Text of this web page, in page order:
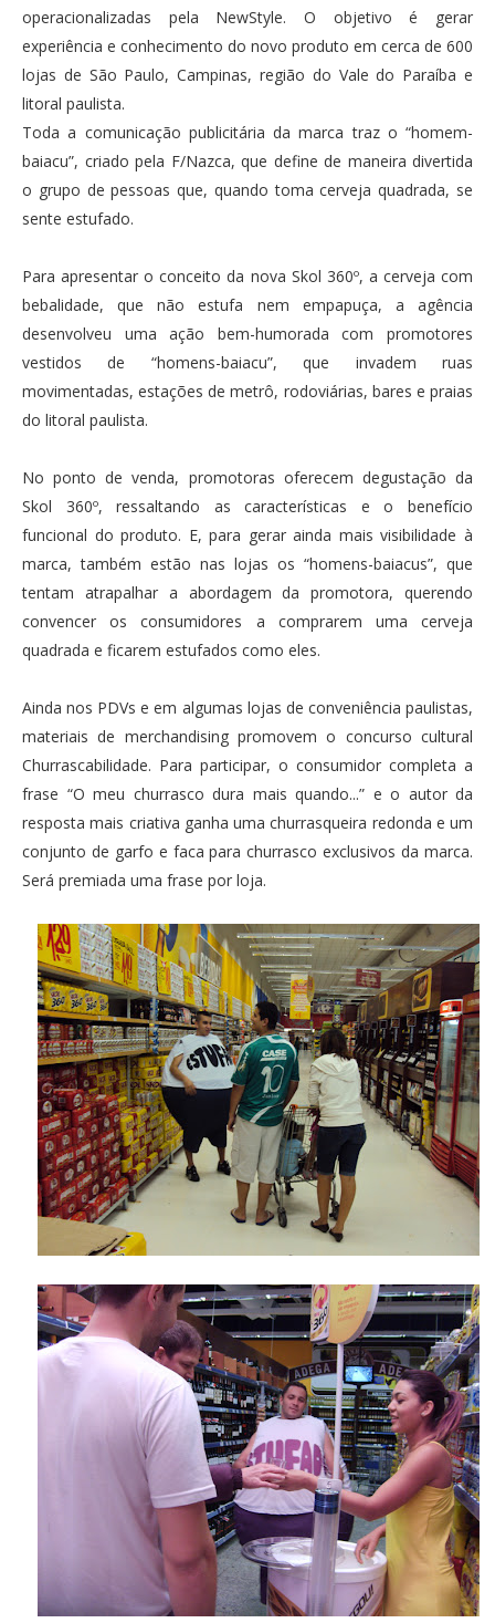
operacionalizadas pela NewStyle. O objetivo é gerar
experiência e conhecimento do novo produto em cerca de 600
lojas de São Paulo, Campinas, região do Vale do Paraíba e
litoral paulista.
Toda a comunicação publicitária da marca traz o “homem-
baiacu”, criado pela F/Nazca, que define de maneira divertida
o grupo de pessoas que, quando toma cerveja quadrada, se
sente estufado.
Para apresentar o conceito da nova Skol 360º, a cerveja com
bebalidade, que não estufa nem empapuça, a agência
desenvolveu uma ação bem-humorada com promotores
vestidos de “homens-baiacu”, que invadem ruas
movimentadas, estações de metrô, rodoviárias, bares e praias
do litoral paulista.
No ponto de venda, promotoras oferecem degustação da
Skol 360º, ressaltando as características e o benefício
funcional do produto. E, para gerar ainda mais visibilidade à
marca, também estão nas lojas os “homens-baiacus”, que
tentam atrapalhar a abordagem da promotora, querendo
convencer os consumidores a comprarem uma cerveja
quadrada e ficarem estufados como eles.
Ainda nos PDVs e em algumas lojas de conveniência paulistas,
materiais de merchandising promovem o concurso cultural
Churrascabilidade. Para participar, o consumidor completa a
frase “O meu churrasco dura mais quando...” e o autor da
resposta mais criativa ganha uma churrasqueira redonda e um
conjunto de garfo e faca para churrasco exclusivos da marca.
Será premiada uma frase por loja.